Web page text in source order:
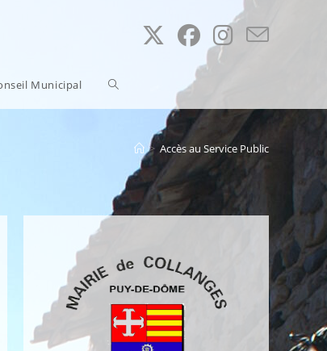
Municipal Toggle
search
> Accès au Service Public